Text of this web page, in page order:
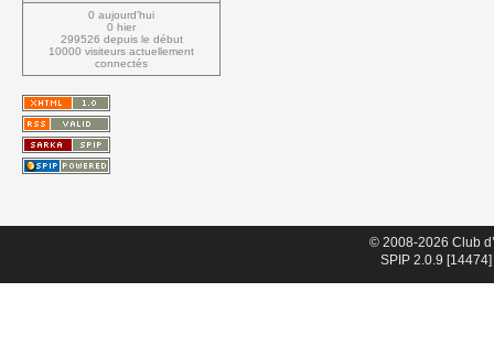
0 aujourd'hui
0 hier
299526 depuis le début
10000 visiteurs actuellement
connectés
© 2008-2026 Club
SPIP 2.0.9 [14474]